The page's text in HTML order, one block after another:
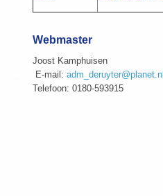
Webmaster
Joost Kamphuisen
E-mail: adm_deruyter@planet.nl
Telefoon: 0180-593915